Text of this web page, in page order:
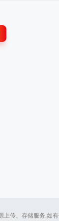
上传、存储服务.如